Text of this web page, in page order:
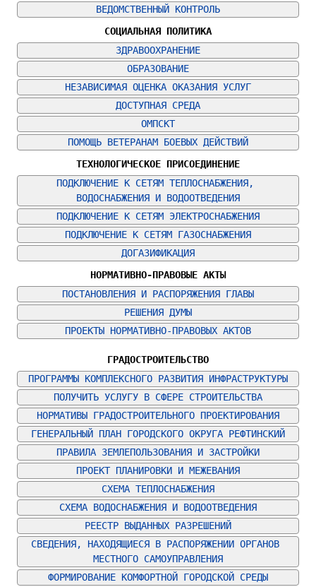
ВЕДОМСТВЕННЫЙ КОНТРОЛЬ
СОЦИАЛЬНАЯ ПОЛИТИКА
ЗДРАВООХРАНЕНИЕ
ОБРАЗОВАНИЕ
НЕЗАВИСИМАЯ ОЦЕНКА ОКАЗАНИЯ УСЛУГ
ДОСТУПНАЯ СРЕДА
ОМПСКТ
ПОМОЩЬ ВЕТЕРАНАМ БОЕВЫХ ДЕЙСТВИЙ
ТЕХНОЛОГИЧЕСКОЕ ПРИСОЕДИНЕНИЕ
ПОДКЛЮЧЕНИЕ К СЕТЯМ ТЕПЛОСНАБЖЕНИЯ,
ВОДОСНАБЖЕНИЯ И ВОДООТВЕДЕНИЯ
ПОДКЛЮЧЕНИЕ К СЕТЯМ ЭЛЕКТРОСНАБЖЕНИЯ
ПОДКЛЮЧЕНИЕ К СЕТЯМ ГАЗОСНАБЖЕНИЯ
ДОГАЗИФИКАЦИЯ
НОРМАТИВНО-ПРАВОВЫЕ АКТЫ
ПОСТАНОВЛЕНИЯ И РАСПОРЯЖЕНИЯ ГЛАВЫ
РЕШЕНИЯ ДУМЫ
ПРОЕКТЫ НОРМАТИВНО-ПРАВОВЫХ АКТОВ
ГРАДОСТРОИТЕЛЬСТВО
ПРОГРАММЫ КОМПЛЕКСНОГО РАЗВИТИЯ ИНФРАСТРУКТУРЫ
ПОЛУЧИТЬ УСЛУГУ В СФЕРЕ СТРОИТЕЛЬСТВА
НОРМАТИВЫ ГРАДОСТРОИТЕЛЬНОГО ПРОЕКТИРОВАНИЯ
ГЕНЕРАЛЬНЫЙ ПЛАН ГОРОДСКОГО ОКРУГА РЕФТИНСКИЙ
ПРАВИЛА ЗЕМЛЕПОЛЬЗОВАНИЯ И ЗАСТРОЙКИ
ПРОЕКТ ПЛАНИРОВКИ И МЕЖЕВАНИЯ
СХЕМА ТЕПЛОСНАБЖЕНИЯ
СХЕМА ВОДОСНАБЖЕНИЯ И ВОДООТВЕДЕНИЯ
РЕЕСТР ВЫДАННЫХ РАЗРЕШЕНИЙ
СВЕДЕНИЯ, НАХОДЯЩИЕСЯ В РАСПОРЯЖЕНИИ ОРГАНОВ
МЕСТНОГО САМОУПРАВЛЕНИЯ
ФОРМИРОВАНИЕ КОМФОРТНОЙ ГОРОДСКОЙ СРЕДЫ